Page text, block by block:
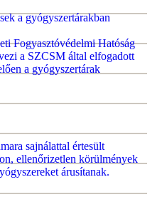
a gyógyszertárakban
Fogyasztóvédelmi Hatóság
a SZCSM által elfogadott
a gyógyszertárak
sajnálattal értesült
ellenőrizetlen körülmények
árusítanak.